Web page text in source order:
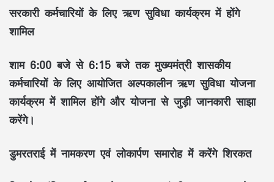
सरकारी कर्मचारियों के लिए ऋण सुविधा कार्यक्रम में होंगे
शामिल
शाम 6:00 बजे से 6:15 बजेतक मुख्यमंत्री शासकीय
कर्मचारियों के लिए आयोजित अल्पकालीन ऋण सुविधा योजना
कार्यक्रम में शामिल होंगे और योजना से जुड़ी जानकारी साझा
करेंगे।
डुमरतराई में नामकरण एवं लोकार्पण समारोह में करेंगे शिरकत